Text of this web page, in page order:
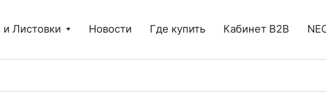
и Листовки Новости Где купить Кабинет B2B